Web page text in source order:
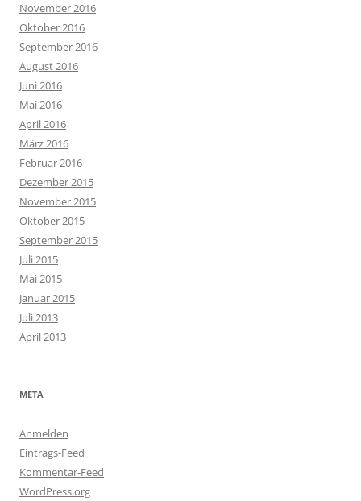
November 2016
Oktober 2016
September 2016
August 2016
Juni 2016
Mai 2016
April 2016
März 2016
Februar 2016
Dezember 2015
November 2015
Oktober 2015
September 2015
Juli 2015
Mai 2015
Januar 2015
Juli 2013
April 2013
META
Anmelden
Eintrags-Feed
Kommentar-Feed
WordPress.org